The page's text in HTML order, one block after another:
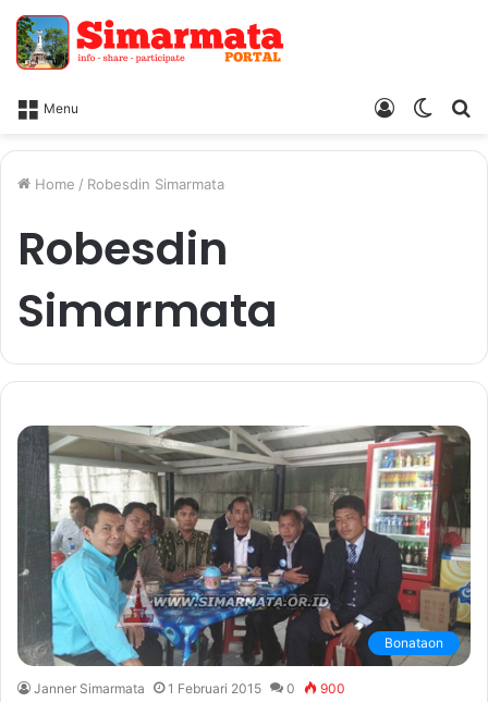
Menu
Switch
Log
Home / Robesdin Simarmata
Robesdin
Simarmata
Bonataon
Janner Simarmata 1 Februari 2015 0 900